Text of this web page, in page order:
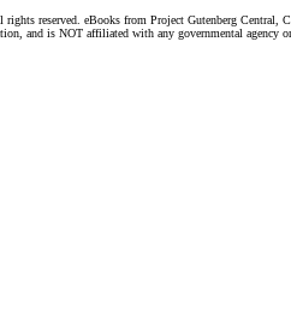
reserved. eBooks from Project Gutenberg Central,
and is NOT affiliated with any governmental agency